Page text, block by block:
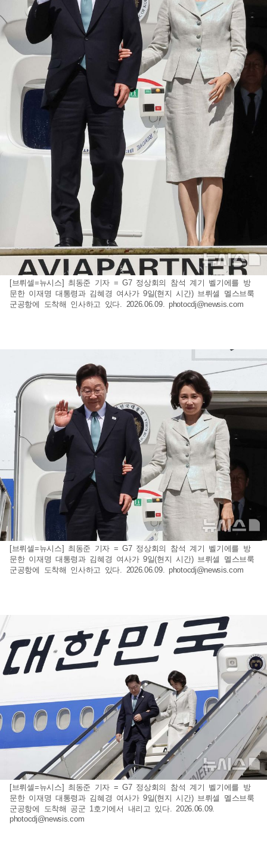
[브뤼셀=뉴시스] 최동준 기자 = G7 정상회의 참석 계기 벨기에를 방
문한 이재명 대통령과 김혜경 여사가 9일(현지 시간) 브뤼셀 멜스브룩
군공항에 도착해 인사하고 있다. 2026.06.09. photocdj@newsis.com
[브뤼셀=뉴시스] 최동준 기자 = G7 정상회의 참석 계기 벨기에를 방
문한 이재명 대통령과 김혜경 여사가 9일(현지 시간) 브뤼셀 멜스브룩
군공항에 도착해 인사하고 있다. 2026.06.09. photocdj@newsis.com
[브뤼셀=뉴시스] 최동준 기자 = G7 정상회의 참석 계기 벨기에를 방
문한 이재명 대통령과 김혜경 여사가 9일(현지 시간) 브뤼셀 멜스브룩
군공항에 도착해 공군 1호기에서 내리고 있다. 2026.06.09.
photocdj@newsis.com